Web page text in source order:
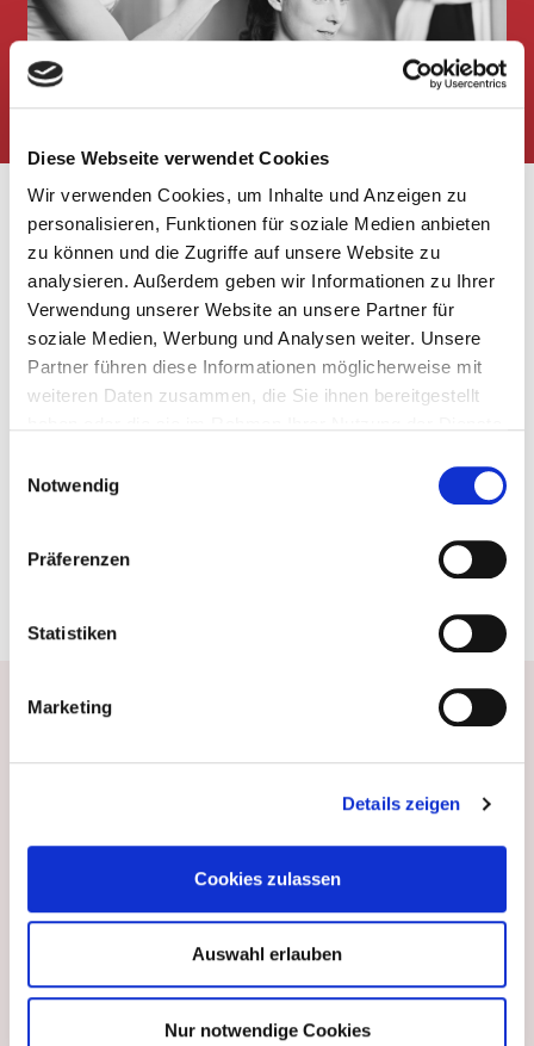
Diese Webseite verwendet Cookies
Wir verwenden Cookies, um Inhalte und Anzeigen zu
personalisieren, Funktionen für soziale Medien anbieten
zu können und die Zugriffe auf unsere Website zu
analysieren. Außerdem geben wir Informationen zu Ihrer
Verwendung unserer Website an unsere Partner für
soziale Medien, Werbung und Analysen weiter. Unsere
Partner führen diese Informationen möglicherweise mit
weiteren Daten zusammen, die Sie ihnen bereitgestellt
Notwendig
Präferenzen
Statistiken
Marketing
Details zeigen
Cookies zulassen
Auswahl erlauben
Nur notwendige Cookies
Herzlich Willkommen bei
Friseur Hohberger
Sie finden unser Haarstudio in Schauenstein, ca
300 m von der schönen Stadtkirche und dem
historischen Schloss entfernt. Parken Sie
Ihr Name
Ihre E-Mail Adresse
Ihre Telefonnummer